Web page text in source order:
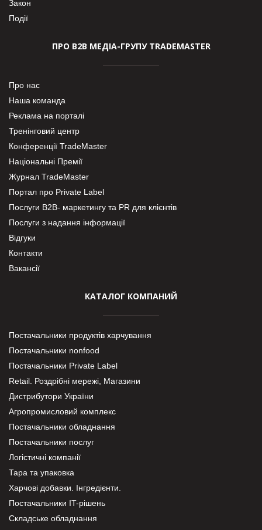
Закон
Події
ПРО В2В МЕДІА-ГРУПУ TRADEMASTER
Про нас
Наша команда
Реклама на порталі
Тренінговий центр
Конференції TradeMaster
Національні Премії
Журнал TradeMaster
Портал про Private Label
Послуги В2В- маркетингу та PR для клієнтів
Послуги з надання інформації
Відгуки
Контакти
Вакансії
КАТАЛОГ КОМПАНИЙ
Постачальники продуктів харчування
Постачальники nonfood
Постачальники Private Label
Retail. Роздрібні мережі, Магазини
Дистрибутори України
Агропромисловий комплекс
Постачальники обладнання
Постачальники послуг
Логістичні компанії
Тара та упаковка
Харчові добавки. Інгредієнти.
Постачальники IT-рішень
Складське обладнання